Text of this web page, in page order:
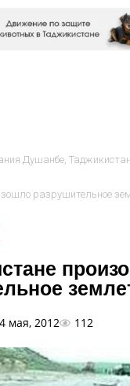
Душанбе, Таджикистан
разрушительное
мая, 2012 112